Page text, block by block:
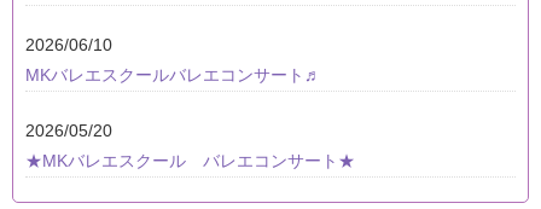
2026/06/10
MKバレエスクールバレエコンサート♬
2026/05/20
★MKバレエスクール バレエコンサート★